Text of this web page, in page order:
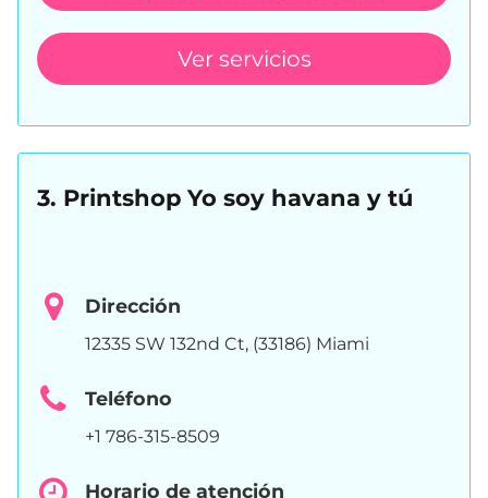
Ver servicios
3. Printshop Yo soy havana y tú
Dirección
12335 SW 132nd Ct, (33186) Miami
Teléfono
+1 786-315-8509
Horario de atención